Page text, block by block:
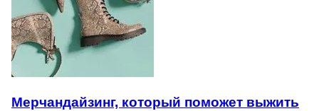
Мерчандайзинг, который поможет выжить